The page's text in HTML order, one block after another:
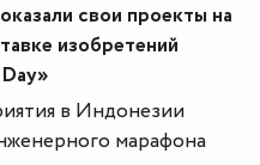
свои проекты на
изобретений
в Индонезии
марафона